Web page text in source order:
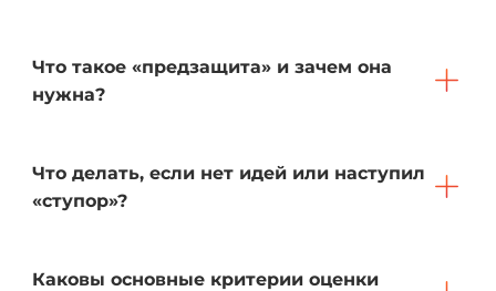
Что такое «предзащита» и зачем она
нужна?
Что делать, если нет идей или наступил
«ступор»?
Каковы основные критерии оценки